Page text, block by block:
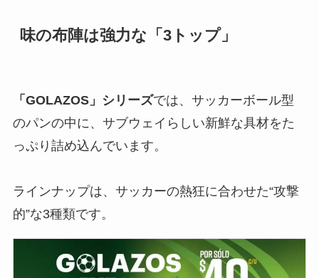
味の布陣は強力な「3トップ」
「 GOLAZOS」シリーズでは、サッカーボール型
のパンの中に、サブウェイらしい新鮮な具材をた
っぷり詰め込んでいます。
ラインナップは、サッカーの熱狂に合わせた“攻撃
的”な3種類です。